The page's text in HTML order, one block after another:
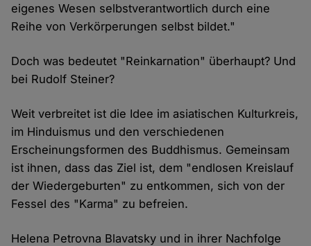
eigenes Wesen selbstverantwortlich durch eine
Reihe von Verkörperungen selbst bildet."
Doch was bedeutet "Reinkarnation" überhaupt? Und
bei Rudolf Steiner?
Weit verbreitet ist die Idee im asiatischen Kulturkreis,
im Hinduismus und den verschiedenen
Erscheinungsformen des Buddhismus. Gemeinsam
ist ihnen, dass das Ziel ist, dem "endlosen Kreislauf
der Wiedergeburten" zu entkommen, sich von der
Fessel des "Karma" zu befreien.
Helena Petrovna Blavatsky und in ihrer Nachfolge